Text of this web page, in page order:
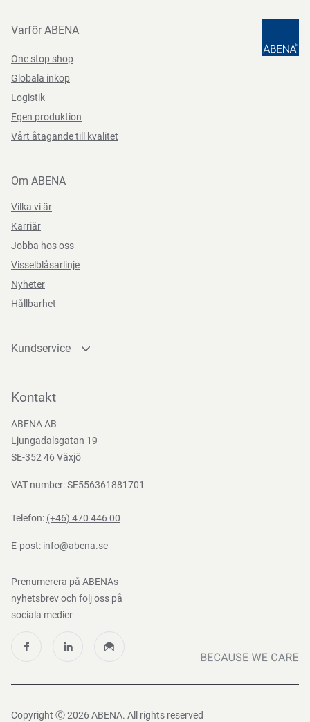
Varför ABENA
One stop shop
Globala inkop
Logistik
Egen produktion
Vårt åtagande till kvalitet
Om ABENA
Vilka vi är
Karriär
Jobba hos oss
Visselblåsarlinje
Nyheter
Hållbarhet
Kundservice
Bli kund
Nedladdningar
Kontakt
ABENA AB
Ljungadalsgatan 19
SE-352 46 Växjö
VAT number: SE556361881701
Telefon: (+46) 470 446 00
E-post: info@abena.se
Prenumerera på ABENAs
nyhetsbrev och följ oss på
sociala medier
Copyright Ⓒ 2026 ABENA. All rights reserved